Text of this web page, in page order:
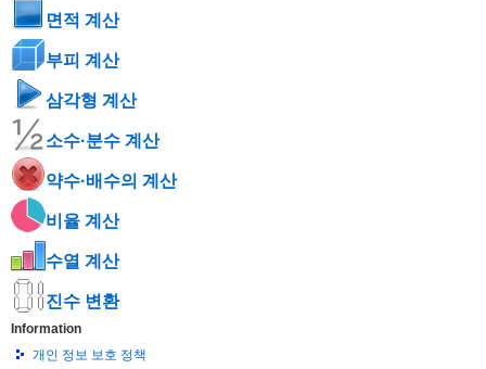
면적 계산
부피 계산
삼각형 계산
소수·분수 계산
약수·배수의 계산
비율 계산
수열 계산
진수 변환
Information
개인 정보 보호 정책